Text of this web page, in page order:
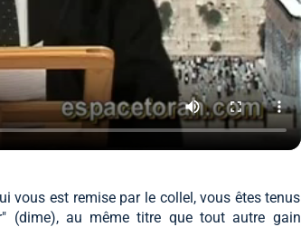
vous est remise par le collel, vous êtes tenus
(dime), au même titre que tout autre gain